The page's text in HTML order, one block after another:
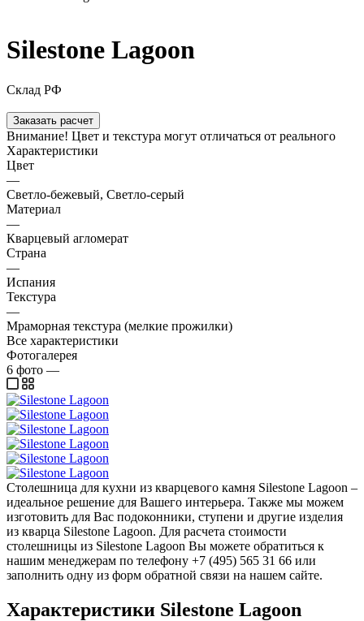
Silestone Lagoon
Склад РФ
Заказать расчет
Внимание! Цвет и текстура могут отличаться от реального
Характеристики
Цвет
—
Светло-бежевый, Светло-серый
Материал
—
Кварцевый агломерат
Страна
—
Испания
Текстура
—
Мраморная текстура (мелкие прожилки)
Все характеристики
Фотогалерея
6 фото —
Столешница для кухни из кварцевого камня Silestone Lagoon –
идеальное решение для Вашего интерьера. Также мы можем
изготовить для Вас подоконники, ступени и другие изделия
из кварца Silestone Lagoon. Для расчета стоимости
столешницы из Silestone Lagoon Вы можете обратиться к
нашим менеджерам по телефону +7 (495) 565 31 66 или
заполнить одну из форм обратной связи на нашем сайте.
Характеристики Silestone Lagoon